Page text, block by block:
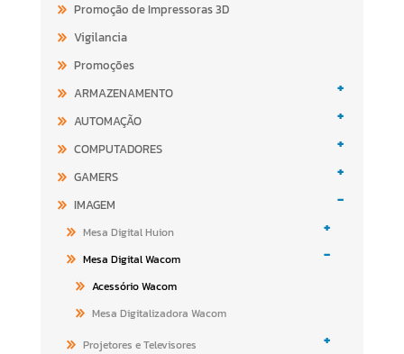
Promoção de Impressoras 3D
Vigilancia
Promoções
ARMAZENAMENTO
+
AUTOMAÇÃO +
COMPUTADORES +
GAMERS +
IMAGEM -
Mesa Digital Huion +
Mesa Digital Wacom -
Acessório Wacom
Mesa Digitalizadora Wacom
Projetores e Televisores
+